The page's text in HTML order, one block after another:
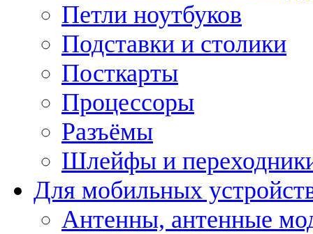
Петли ноутбуков
Подставки и столики
Посткарты
Процессоры
Разъёмы
Шлейфы и
Для мобильных
Антенны, антенные